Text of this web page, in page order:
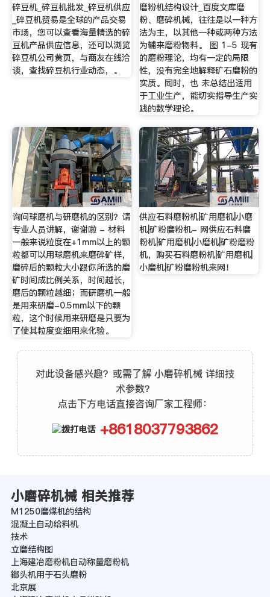
碎豆机_碎豆机批发_碎豆机供应
_碎豆机贸易是全球的产品交易
市场，您可以查看海量精选的碎
豆机产品供应信息，还可以浏览
碎豆机公司黄页，与商友在线洽
谈，查找碎豆机行业动态，。
磨粉机结构设计_百度文库磨
粉、磨碎机械，往往是以一种方
法为主，以其他一种或两种方法
为辅来磨粉物料。 图 1-5 现有
的磨粉理论，均有一定的局限
性，没有完全地解释矿石磨粉的
实质。同时，也 未总结出适用
于工业生产，能切实指导生产实
践的数学理论。
询问球磨机与研磨机的区别？请
专业人员讲解，谢谢啦 - 材料
一般来说粒度在+1mm以上的颗
粒都可以用球磨机来磨碎矿样，
磨碎后的颗粒大小跟你所选的磨
矿时间成比例关系，时间越长，
磨后的颗粒越细；而研磨机一般
是用来研磨-0.5mm以下的颗
粒，这个时候用来研磨是只要为
了使其粒度变细用来化验。
供应石料磨粉机|矿用磨机|小磨
机|矿粉磨粉机- 网供应石料磨
粉机|矿用磨机|小磨机|矿粉磨粉
机，购买石料磨粉机|矿用磨机|
小磨机|矿粉磨粉机来网！
对此设备感兴趣？或需了解 小磨碎机械 详细技
术参数？
点击下方电话直接咨询厂家工程师：
+8618037793862
小磨碎机械 相关推荐
M1250磨煤机的结构
混凝土自动给料机
技术
立磨结构图
上海建冶磨粉机自动称量磨粉机
鎯头机用于石头磨粉
北京展